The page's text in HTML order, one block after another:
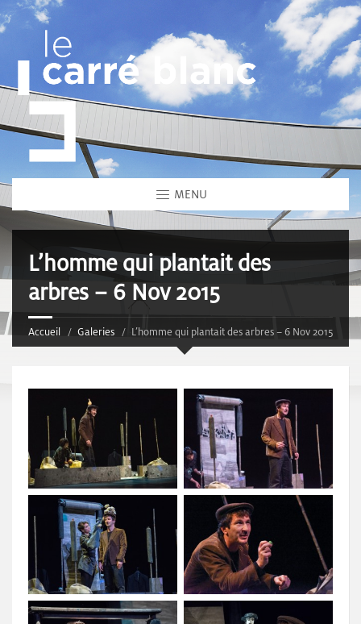
MENU
L’homme qui plantait des
arbres – 6 Nov 2015
Accueil Galeries L’homme qui plantait des arbres – 6 Nov 2015